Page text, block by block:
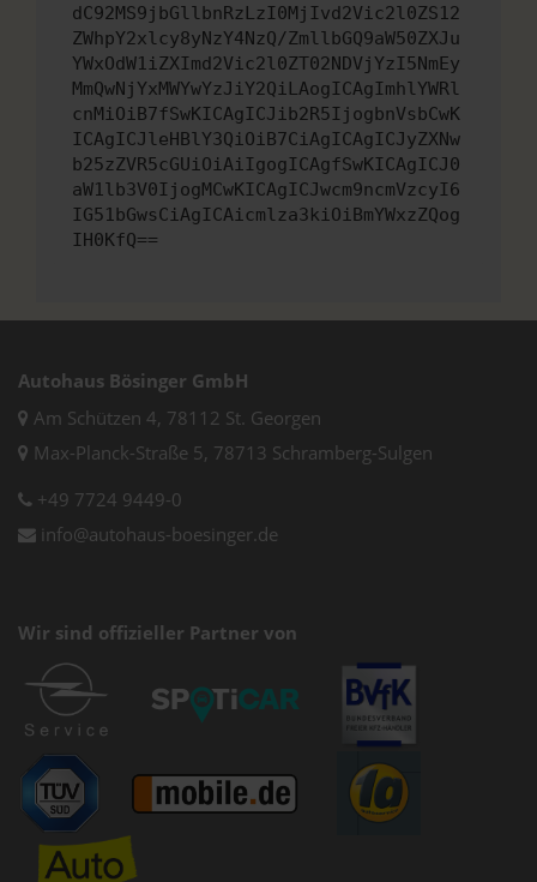
dC92MS9jbGllbnRzLzI0MjIvd2Vic2l0ZS12
ZWhpY2xlcy8yNzY4NzQ/ZmllbGQ9aW50ZXJu
YWxOdW1iZXImd2Vic2l0ZT02NDVjYzI5NmEy
MmQwNjYxMWYwYzJiY2QiLAogICAgImhlYWRl
cnMiOiB7fSwKICAgICJib2R5IjogbnVsbCwK
ICAgICJleHBlY3QiOiB7CiAgICAgICJyZXNw
b25zZVR5cGUiOiAiIgogICAgfSwKICAgICJ0
aW1lb3V0IjogMCwKICAgICJwcm9ncmVzcyI6
IG51bGwsCiAgICAicmlza3kiOiBmYWxzZQog
IH0KfQ==
Autohaus Bösinger GmbH
Am Schützen 4, 78112 St. Georgen
Max-Planck-Straße 5, 78713 Schramberg-Sulgen
+49 7724 9449-0
info@autohaus-boesinger.de
Wir sind offizieller Partner von